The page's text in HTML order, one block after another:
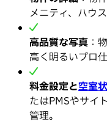
メニティ、ハウス
高品質な写真 ：
高く明るいプロ
料金設定と空室
たはPMSやサイ
管理。